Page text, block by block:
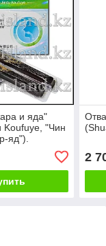
и яда"
Koufuye, "Чин
яд").
2